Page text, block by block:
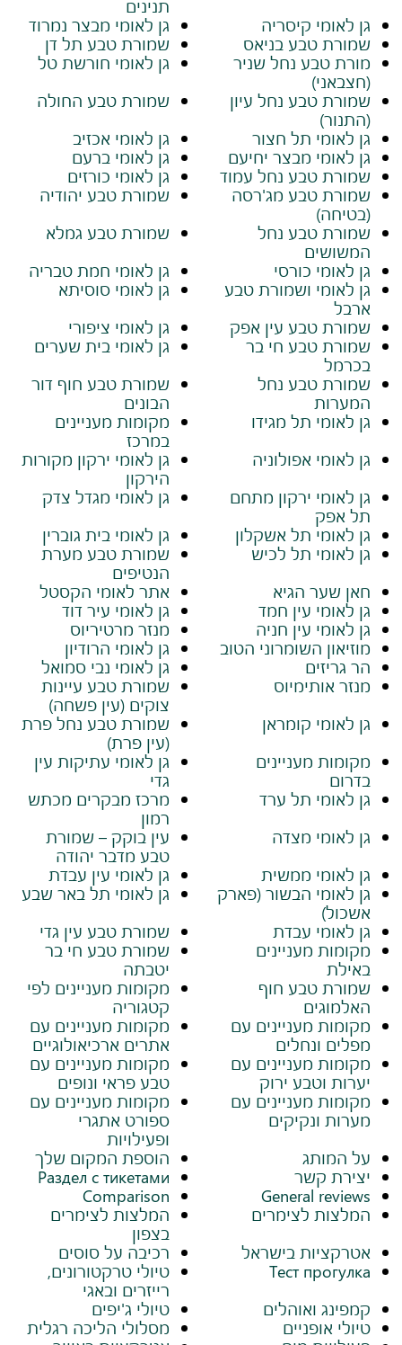
תנינים
גן לאומי קיסריה
גן לאומי מבצר נמרוד
שמורת טבע בניאס
שמורת טבע תל דן
מורת טבע נחל שניר
(חצבאני)
גן לאומי חורשת טל
שמורת טבע נחל עיון
(התנור)
שמורת טבע החולה
גן לאומי תל חצור
גן לאומי אכזיב
גן לאומי מבצר יחיעם
גן לאומי ברעם
שמורת טבע נחל עמוד
גן לאומי כורזים
שמורת טבע מג'רסה
(בטיחה)
שמורת טבע יהודיה
שמורת טבע נחל
המשושים
שמורת טבע גמלא
גן לאומי כורסי
גן לאומי חמת טבריה
גן לאומי ושמורת טבע
ארבל
גן לאומי סוסיתא
שמורת טבע עין אפק
גן לאומי ציפורי
שמורת טבע חי בר
בכרמל
גן לאומי בית שערים
שמורת טבע נחל
המערות
שמורת טבע חוף דור
הבונים
גן לאומי תל מגידו
מקומות מעניינים
במרכז
גן לאומי אפולוניה
גן לאומי ירקון מקורות
הירקון
גן לאומי ירקון מתחם
תל אפק
גן לאומי מגדל צדק
גן לאומי תל אשקלון
גן לאומי בית גוברין
גן לאומי תל לכיש
שמורת טבע מערת
הנטיפים
חאן שער הגיא
אתר לאומי הקסטל
גן לאומי עין חמד
גן לאומי עיר דוד
גן לאומי עין חניה
מנזר מרטיריוס
מוזיאון השומרוני הטוב
גן לאומי הרודיון
הר גריזים
גן לאומי נבי סמואל
מנזר אותימיוס
שמורת טבע עיינות
צוקים (עין פשחה)
גן לאומי קומראן
שמורת טבע נחל פרת
(עין פרת)
מקומות מעניינים
בדרום
גן לאומי עתיקות עין
גדי
גן לאומי תל ערד
מרכז מבקרים מכתש
רמון
גן לאומי מצדה
עין בוקק – שמורת
טבע מדבר יהודה
גן לאומי ממשית
גן לאומי עין עבדת
גן לאומי הבשור (פארק
אשכול)
גן לאומי תל באר שבע
גן לאומי עבדת
שמורת טבע עין גדי
מקומות מעניינים
באילת
שמורת טבע חי בר
יטבתה
שמורת טבע חוף
האלמוגים
מקומות מעניינים לפי
קטגוריה
מקומות מעניינים עם
מפלים ונחלים
מקומות מעניינים עם
אתרים ארכיאולוגיים
מקומות מעניינים עם
יערות וטבע ירוק
מקומות מעניינים עם
טבע פראי ונופים
מקומות מעניינים עם
מערות ונקיקים
מקומות מעניינים עם
ספורט אתגרי
ופעילויות
על המותג
הוספת המקום שלך
יצירת קשר
Раздел с тикетами
General reviews
Comparison
המלצות לצימרים
המלצות לצימרים
בצפון
אטרקציות בישראל
רכיבה על סוסים
Тест прогулка
טיולי טרקטורונים,
רייזרים ובאגי
קמפינג ואוהלים
טיולי ג'יפים
טיולי אופניים
מסלולי הליכה רגלית